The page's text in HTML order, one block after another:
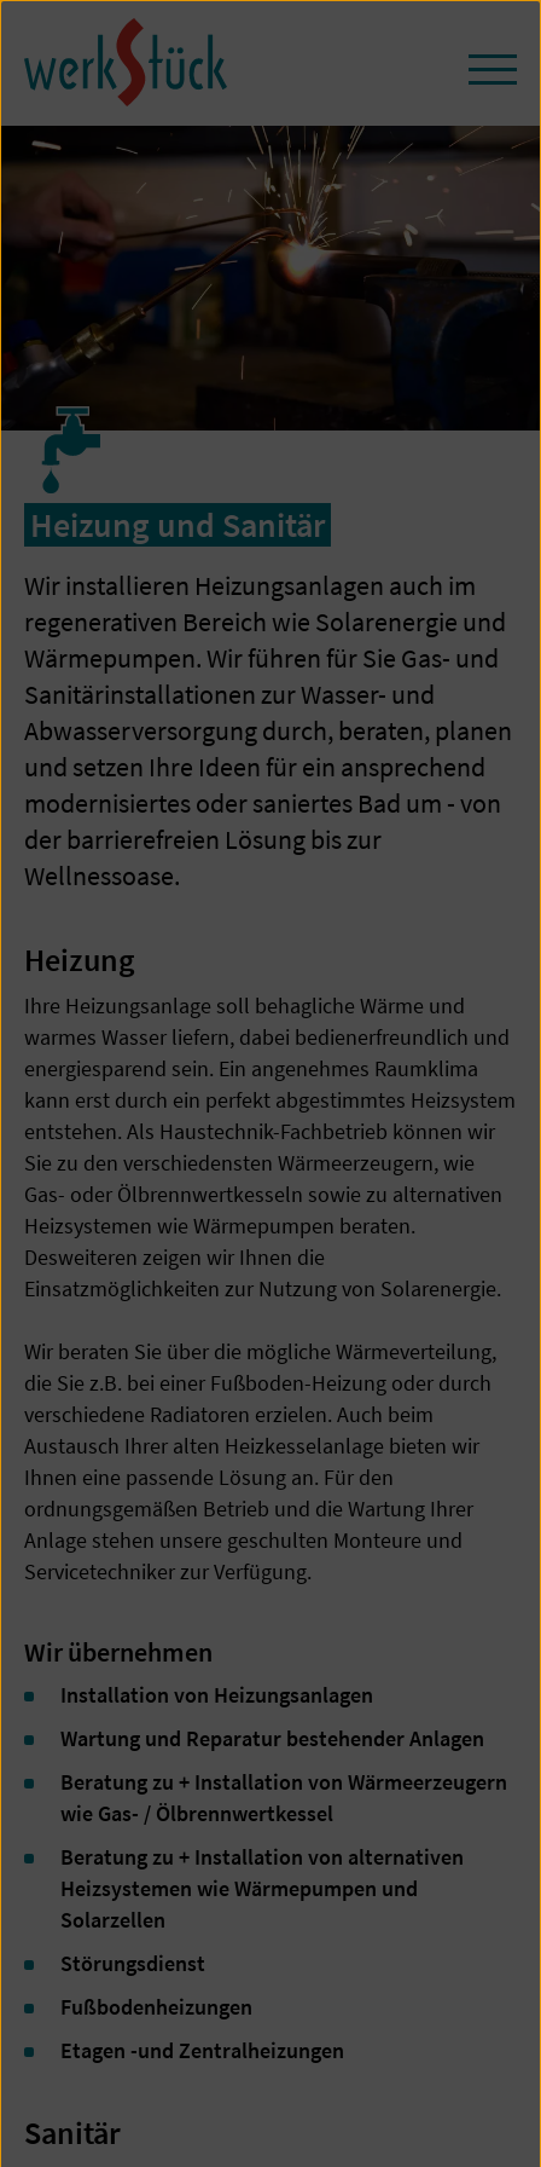
Zum
Seiteninhalt
springen
/
Heizung und Sanitär
Wir installieren Heizungsanlagen auch im
regenerativen Bereich wie Solarenergie und
Wärmepumpen. Wir führen für Sie Gas- und
Sanitärinstallationen zur Wasser- und
Abwasserversorgung durch, beraten, planen
und setzen Ihre Ideen für ein ansprechend
modernisiertes oder saniertes Bad um - von
der barrierefreien Lösung bis zur
Wellnessoase.
Heizung
Ihre Heizungsanlage soll behagliche Wärme und
warmes Wasser liefern, dabei bedienerfreundlich und
energiesparend sein. Ein angenehmes Raumklima
kann erst durch ein perfekt abgestimmtes Heizsystem
entstehen. Als Haustechnik-Fachbetrieb können wir
Sie zu den verschiedensten Wärmeerzeugern, wie
Gas- oder Ölbrennwertkesseln sowie zu alternativen
Heizsystemen wie Wärmepumpen beraten.
Desweiteren zeigen wir Ihnen die
Einsatzmöglichkeiten zur Nutzung von Solarenergie.
Wir beraten Sie über die mögliche Wärmeverteilung,
die Sie z.B. bei einer Fußboden-Heizung oder durch
verschiedene Radiatoren erzielen. Auch beim
Austausch Ihrer alten Heizkesselanlage bieten wir
Ihnen eine passende Lösung an. Für den
ordnungsgemäßen Betrieb und die Wartung Ihrer
Anlage stehen unsere geschulten Monteure und
Servicetechniker zur Verfügung.
Wir übernehmen
Installation von Heizungsanlagen
Wartung und Reparatur bestehender Anlagen
Beratung zu + Installation von Wärmeerzeugern
wie Gas- / Ölbrennwertkessel
Beratung zu + Installation von alternativen
Heizsystemen wie Wärmepumpen und
Solarzellen
Störungsdienst
Fußbodenheizungen
Etagen -und Zentralheizungen
Sanitär